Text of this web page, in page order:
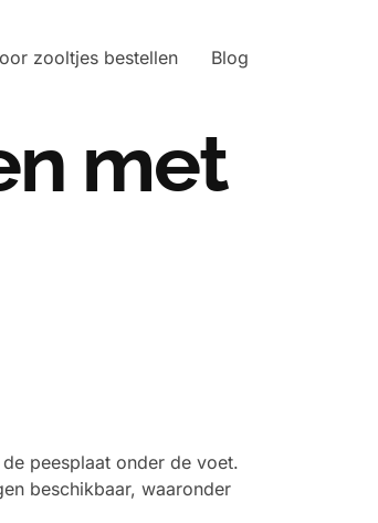
zooltjes bestellen Blog
met
peesplaat onder de voet.
beschikbaar, waaronder